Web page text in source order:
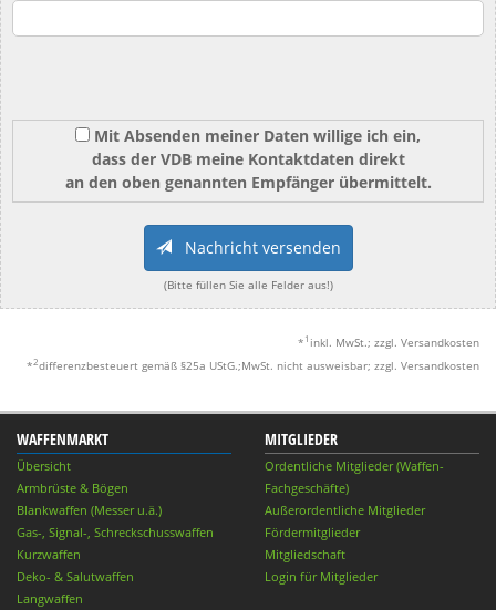
Mit Absenden meiner Daten willige ich ein,
dass der VDB meine Kontaktdaten direkt
an den oben genannten Empfänger übermittelt.
Nachricht versenden
(Bitte füllen Sie alle Felder aus!)
* 1 inkl. MwSt.; zzgl. Versandkosten
*2differenzbesteuert gemäß §25a UStG.;MwSt. nicht ausweisbar; zzgl. Versandkosten
WAFFENMARKT
Übersicht
Armbrüste & Bögen
Blankwaffen (Messer u.ä.)
Gas-, Signal-, Schreckschusswaffen
Kurzwaffen
Deko- & Salutwaffen
Langwaffen
MITGLIEDER
Ordentliche Mitglieder (Waffen-
Fachgeschäfte)
Außerordentliche Mitglieder
Fördermitglieder
Mitgliedschaft
Login für Mitglieder